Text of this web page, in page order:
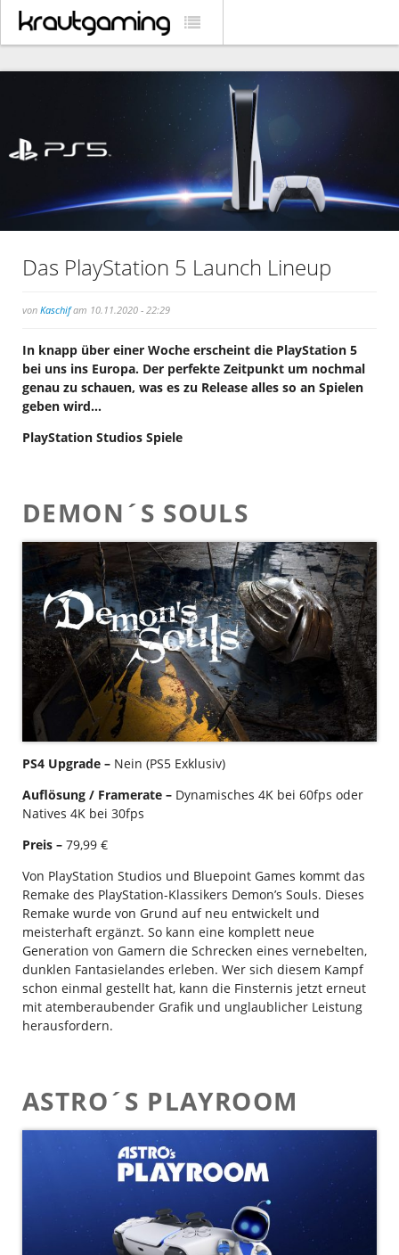
Das PlayStation 5 Launch Lineup
von Kaschifam 10.11.2020 - 22:29
In knapp über einer Woche erscheint die PlayStation 5
bei uns ins Europa. Der perfekte Zeitpunkt um nochmal
genau zu schauen, was es zu Release alles so an Spielen
geben wird…
PlayStation Studios Spiele
DEMON´S SOULS
PS4 Upgrade – Nein (PS5 Exklusiv)
Auflösung / Framerate – Dynamisches 4K bei 60fps oder
Natives 4K bei 30fps
Preis – 79,99 €
Von PlayStation Studios und Bluepoint Games kommt das
Remake des PlayStation-Klassikers Demon’s Souls. Dieses
Remake wurde von Grund auf neu entwickelt und
meisterhaft ergänzt. So kann eine komplett neue
Generation von Gamern die Schrecken eines vernebelten,
dunklen Fantasielandes erleben. Wer sich diesem Kampf
schon einmal gestellt hat, kann die Finsternis jetzt erneut
mit atemberaubender Grafik und unglaublicher Leistung
herausfordern.
ASTRO´S PLAYROOM